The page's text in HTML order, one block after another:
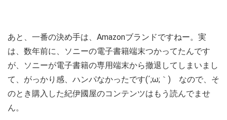
あと、一番の決め手は、Amazonブランドですねー。実
は、数年前に、ソニーの電子書籍端末つかってたんです
が、ソニーが電子書籍の専用端末から撤退してしまいまし
て、がっかり感、ハンパなかったです(´;ω;｀) なので、そ
のとき購入した紀伊國屋のコンテンツはもう読んでませ
ん。